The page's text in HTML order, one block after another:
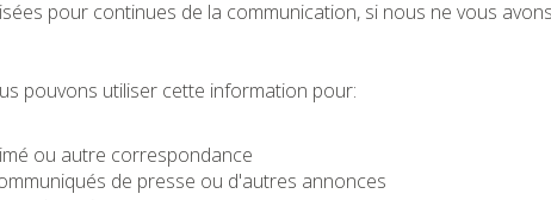
pour continues de la communication, si nous ne vous
pouvons utiliser cette information pour:
ou autre correspondance
de presse ou d'autres annonces